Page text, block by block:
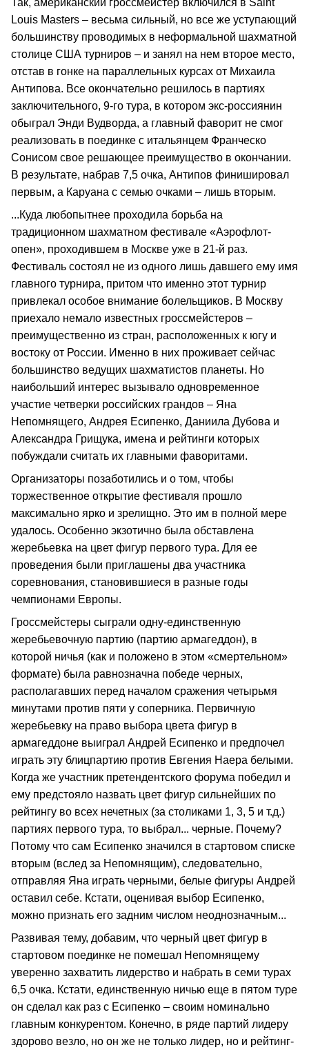
Так, американский гроссмейстер включился в Saint
Louis Masters – весьма сильный, но все же уступающий
большинству проводимых в неформальной шахматной
столице США турниров – и занял на нем второе место,
отстав в гонке на параллельных курсах от Михаила
Антипова. Все окончательно решилось в партиях
заключительного, 9-го тура, в котором экс-россиянин
обыграл Энди Вудворда, а главный фаворит не смог
реализовать в поединке с итальянцем Франческо
Сонисом свое решающее преимущество в окончании.
В результате, набрав 7,5 очка, Антипов финишировал
первым, а Каруана с семью очками – лишь вторым.
...Куда любопытнее проходила борьба на
традиционном шахматном фестивале «Аэрофлот-
опен», проходившем в Москве уже в 21-й раз.
Фестиваль состоял не из одного лишь давшего ему имя
главного турнира, притом что именно этот турнир
привлекал особое внимание болельщиков. В Москву
приехало немало известных гроссмейстеров –
преимущественно из стран, расположенных к югу и
востоку от России. Именно в них проживает сейчас
большинство ведущих шахматистов планеты. Но
наибольший интерес вызывало одновременное
участие четверки российских грандов – Яна
Непомнящего, Андрея Есипенко, Даниила Дубова и
Александра Грищука, имена и рейтинги которых
побуждали считать их главными фаворитами.
Организаторы позаботились и о том, чтобы
торжественное открытие фестиваля прошло
максимально ярко и зрелищно. Это им в полной мере
удалось. Особенно экзотично была обставлена
жеребьевка на цвет фигур первого тура. Для ее
проведения были приглашены два участника
соревнования, становившиеся в разные годы
чемпионами Европы.
Гроссмейстеры сыграли одну-единственную
жеребьевочную партию (партию армагеддон), в
которой ничья (как и положено в этом «смертельном»
формате) была равнозначна победе черных,
располагавших перед началом сражения четырьмя
минутами против пяти у соперника. Первичную
жеребьевку на право выбора цвета фигур в
армагеддоне выиграл Андрей Есипенко и предпочел
играть эту блицпартию против Евгения Наера белыми.
Когда же участник претендентского форума победил и
ему предстояло назвать цвет фигур сильнейших по
рейтингу во всех нечетных (за столиками 1, 3, 5 и т.д.)
партиях первого тура, то выбрал... черные. Почему?
Потому что сам Есипенко значился в стартовом списке
вторым (вслед за Непомнящим), следовательно,
отправляя Яна играть черными, белые фигуры Андрей
оставил себе. Кстати, оценивая выбор Есипенко,
можно признать его задним числом неоднозначным...
Развивая тему, добавим, что черный цвет фигур в
стартовом поединке не помешал Непомнящему
уверенно захватить лидерство и набрать в семи турах
6,5 очка. Кстати, единственную ничью еще в пятом туре
он сделал как раз с Есипенко – своим номинально
главным конкурентом. Конечно, в ряде партий лидеру
здорово везло, но он же не только лидер, но и рейтинг-